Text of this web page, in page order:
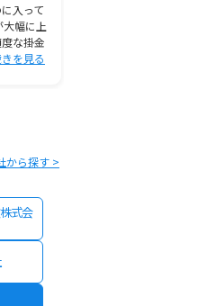
入って
大幅に上
な掛金
を見る
式会
から探す >